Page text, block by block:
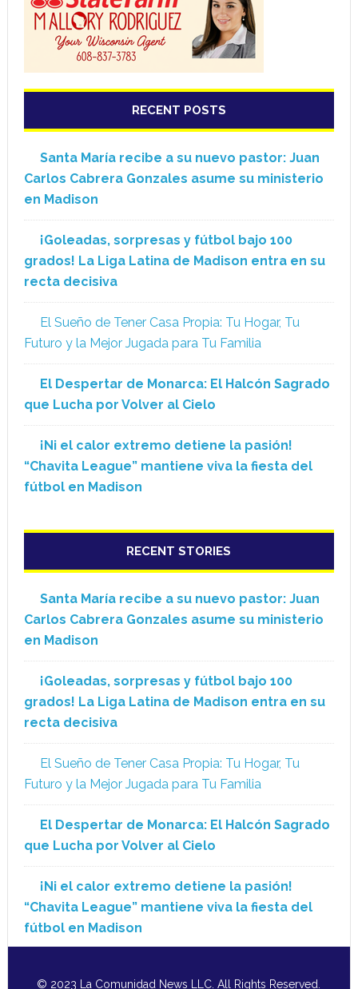
RECENT POSTS
Santa María recibe a su nuevo pastor: Juan
Carlos Cabrera Gonzales asume su ministerio
en Madison
¡Goleadas, sorpresas y fútbol bajo 100
grados! La Liga Latina de Madison entra en su
recta decisiva
El Sueño de Tener Casa Propia: Tu Hogar, Tu
Futuro y la Mejor Jugada para Tu Familia
El Despertar de Monarca: El Halcón Sagrado
que Lucha por Volver al Cielo
¡Ni el calor extremo detiene la pasión!
“Chavita League” mantiene viva la fiesta del
fútbol en Madison
RECENT STORIES
Santa María recibe a su nuevo pastor: Juan
Carlos Cabrera Gonzales asume su ministerio
en Madison
¡Goleadas, sorpresas y fútbol bajo 100
grados! La Liga Latina de Madison entra en su
recta decisiva
El Sueño de Tener Casa Propia: Tu Hogar, Tu
Futuro y la Mejor Jugada para Tu Familia
El Despertar de Monarca: El Halcón Sagrado
que Lucha por Volver al Cielo
¡Ni el calor extremo detiene la pasión!
“Chavita League” mantiene viva la fiesta del
fútbol en Madison
© 2023 La Comunidad News LLC. All Rights Reserved.